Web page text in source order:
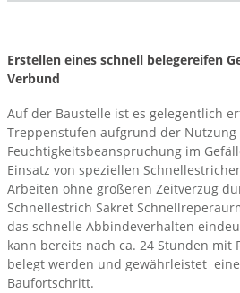
Erstellen eines schnell belegereifen
Verbund
Auf der Baustelle ist es gelegentlich
Treppenstufen aufgrund der
Feuchtigkeitsbeanspruchung im
Einsatz von speziellen
Arbeiten ohne größeren Zeitverzug
Schnellestrich Sakret
das schnelle Abbindeverhalten
kann bereits nach ca. 24 Stunden mit
belegt werden und gewährleistet
Baufortschritt.